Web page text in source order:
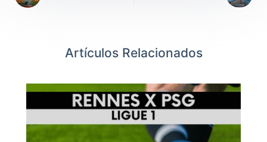
Artículos Relacionados